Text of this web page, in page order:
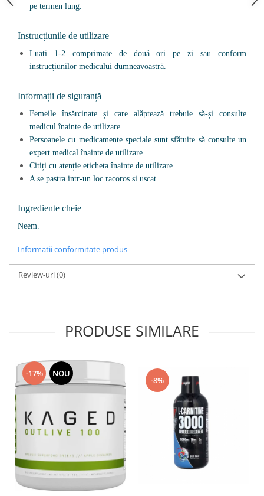
pe termen lung.
Instrucțiunile de utilizare
Luați 1-2 comprimate de două ori pe zi sau conform
instrucțiunilor medicului dumneavoastră.
Informații de siguranță
Femeile însărcinate și care alăptează trebuie să-și consulte
medicul înainte de utilizare.
Persoanele cu medicamente speciale sunt sfătuite să consulte un
expert medical înainte de utilizare.
Citiți cu atenție eticheta înainte de utilizare.
A se pastra intr-un loc racoros si uscat.
Ingrediente cheie
Neem.
Informatii conformitate produs
Review-uri(0)
PRODUSE SIMILARE
-17% NOU
-8%